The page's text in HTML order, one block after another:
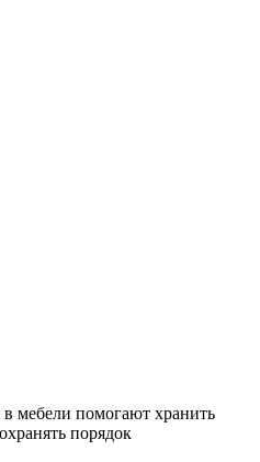
мебели помогают хранить
порядок